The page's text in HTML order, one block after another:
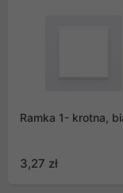
Ramka 1- krotna,
3,27 zł